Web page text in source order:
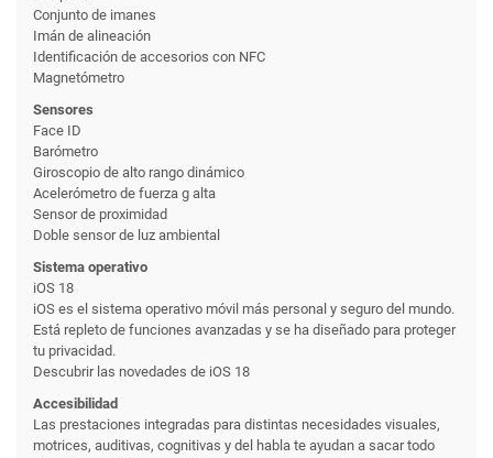
Conjunto de imanes
Imán de alineación
Identificación de accesorios con NFC
Magnetómetro
Sensores
Face ID
Barómetro
Giroscopio de alto rango dinámico
Acelerómetro de fuerza g alta
Sensor de proximidad
Doble sensor de luz ambiental
Sistema operativo
iOS 18
iOS es el sistema operativo móvil más personal y seguro del mundo.
Está repleto de funciones avanzadas y se ha diseñado para proteger
tu privacidad.
Descubrir las novedades de iOS 18
Accesibilidad
Las prestaciones integradas para distintas necesidades visuales,
motrices, auditivas, cognitivas y del habla te ayudan a sacar todo